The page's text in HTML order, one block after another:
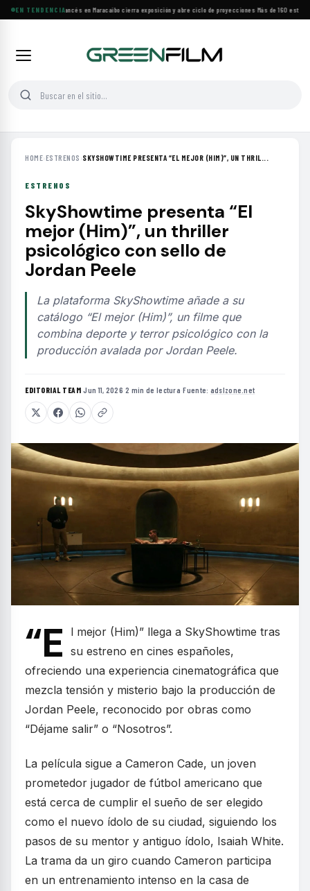
EN TENDENCIA
Festival de Cine Francés en Maracaibo cierra exposición y abre ciclo de proyecciones·Más de 160
HOME›ESTRENOS ›SKYSHOWTIME PRESENTA “EL MEJOR (HIM)”, UN THRIL...
ESTRENOS
SkyShowtime presenta “El
mejor (Him)”, un thriller
psicológico con sello de
Jordan Peele
La plataforma SkyShowtime añade a su
catálogo “El mejor (Him)”, un filme que
combina deporte y terror psicológico con la
producción avalada por Jordan Peele.
EDITORIAL TEAM·Jun 11, 2026·2 min de lectura·Fuente: adslzone.net
“E
l mejor (Him)” llega a SkyShowtime tras
su estreno en cines españoles,
ofreciendo una experiencia cinematográfica que
mezcla tensión y misterio bajo la producción de
Jordan Peele, reconocido por obras como
“Déjame salir” o “Nosotros”.
La película sigue a Cameron Cade, un joven
prometedor jugador de fútbol americano que
está cerca de cumplir el sueño de ser elegido
como el nuevo ídolo de su ciudad, siguiendo los
pasos de su mentor y antiguo ídolo, Isaiah White.
La trama da un giro cuando Cameron participa
en un entrenamiento intenso en la casa de